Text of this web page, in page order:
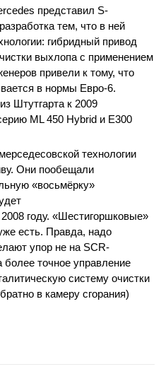
представил S-
тем, что в ней
гибридный привод
выхлопа с применением
привели к тому, что
в нормы Евро-6.
Штутгарта к 2009
ML 450 Hybrid и E300
технологии
Они пообещали
«восьмёрку»
году. «Шестигоршковые»
есть. Правда, надо
упор не на SCR-
более точное управление
систему очистки
в камеру сгорания)